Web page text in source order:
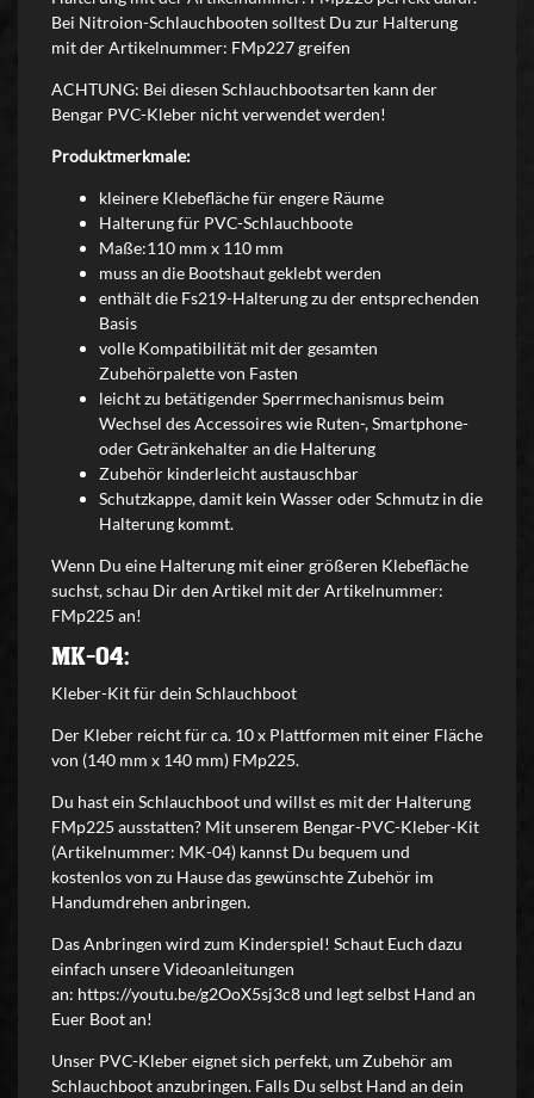
Bei Nitroion-Schlauchbooten solltest Du zur Halterung
mit der Artikelnummer: FMp227 greifen
ACHTUNG: Bei diesen Schlauchbootsarten kann der
Bengar PVC-Kleber nicht verwendet werden!
Produktmerkmale:
kleinere Klebefläche für engere Räume
Halterung für PVC-Schlauchboote
Maße:110 mm x 110 mm
muss an die Bootshaut geklebt werden
enthält die Fs219-Halterung zu der entsprechenden
Basis
volle Kompatibilität mit der gesamten
Zubehörpalette von Fasten
leicht zu betätigender Sperrmechanismus beim
Wechsel des Accessoires wie Ruten-, Smartphone-
oder Getränkehalter an die Halterung
Zubehör kinderleicht austauschbar
Schutzkappe, damit kein Wasser oder Schmutz in die
Halterung kommt.
Wenn Du eine Halterung mit einer größeren Klebefläche
suchst, schau Dir den Artikel mit der Artikelnummer:
FMp225 an!
MK-04:
Kleber-Kit für dein Schlauchboot
Der Kleber reicht für ca. 10 x Plattformen mit einer Fläche
von (140 mm x 140 mm) FMp225.
Du hast ein Schlauchboot und willst es mit der Halterung
FMp225 ausstatten? Mit unserem Bengar-PVC-Kleber-Kit
(Artikelnummer: MK-04) kannst Du bequem und
kostenlos von zu Hause das gewünschte Zubehör im
Handumdrehen anbringen.
Das Anbringen wird zum Kinderspiel! Schaut Euch dazu
einfach unsere Videoanleitungen
an: https://youtu.be/g2OoX5sj3c8und legt selbst Hand an
Euer Boot an!
Unser PVC-Kleber eignet sich perfekt, um Zubehör am
Schlauchboot anzubringen. Falls Du selbst Hand an dein